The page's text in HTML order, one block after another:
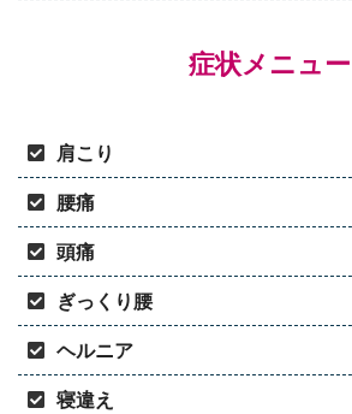
症状メニュー
肩こり
腰痛
頭痛
ぎっくり腰
ヘルニア
寝違え